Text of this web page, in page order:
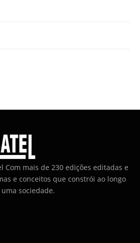
Com mais de 230 edições editadas e
e conceitos que constrói ao longo
sociedade.